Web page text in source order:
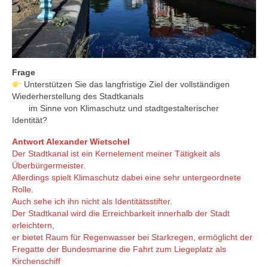
Frage
Unterstützen Sie das langfristige Ziel der vollständigen
Wiederherstellung des Stadtkanals
im Sinne von Klimaschutz und stadtgestalterischer
Identität?
Antwort Alexander Wietschel
Der Stadtkanal ist ein Kernelement meiner Tätigkeit als
Überbürgermeister.
Allerdings spielt Klimaschutz dabei eine sehr untergeordnete
Rolle.
Auch sehe ich ihn nicht als Identitätsstifter.
Der Stadtkanal wird die Erreichbarkeit innerhalb der Stadt
erleichtern,
er bietet Raum für Regenwasser bei Starkregen, ermöglicht der
Fregatte der Bundesmarine die Fahrt zum Liegeplatz als
Kirchenschiff